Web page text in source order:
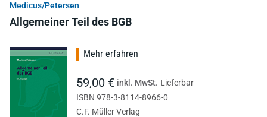
Medicus/Petersen
Allgemeiner Teil des BGB
Mehr erfahren
59,00 € inkl. MwSt. Lieferbar
ISBN 978-3-8114-8966-0
C.F. Müller Verlag